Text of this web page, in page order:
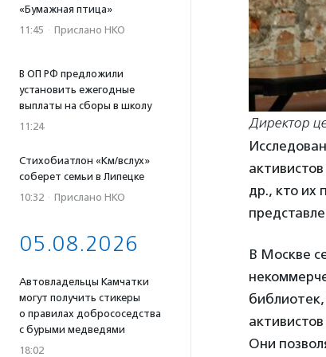
«Бумажная птица»
11:45 · Прислано НКО
В ОП РФ предложили
установить ежегодные
выплаты на сборы в школу
11:24
Стихобиатлон «Км/вслух»
соберет семьи в Липецке
10:32 · Прислано НКО
05.08.2026
Автовладельцы Камчатки
могут получить стикеры
о правилах добрососедства
с бурыми медведями
18:02
Директор
др., кто их
В Москве
Они